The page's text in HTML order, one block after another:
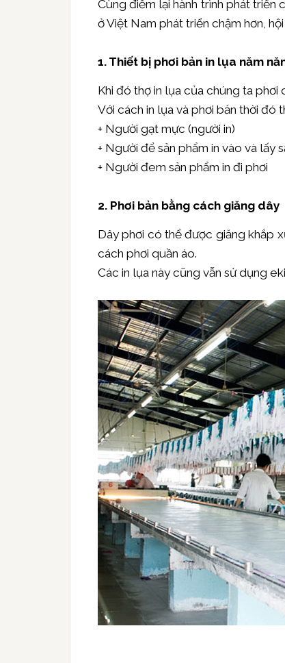
Cùng điểm lại hành trình phát triển
ở Việt Nam phát triển chậm hơn,
1. Thiết bị phơi bản in lụa năm
Khi đó thợ in lụa của chúng ta phơi
Với cách in lụa và phơi bản thời đó
+ Người gạt mực (người in)
+ Người để sản phẩm in vào và lấy
+ Người đem sản phẩm in đi phơi
2. Phơi bản bằng cách giăng dây
Dây phơi có thể được giăng khắp
cách phơi quần áo.
Các in lụa này cũng vẫn sử dụng